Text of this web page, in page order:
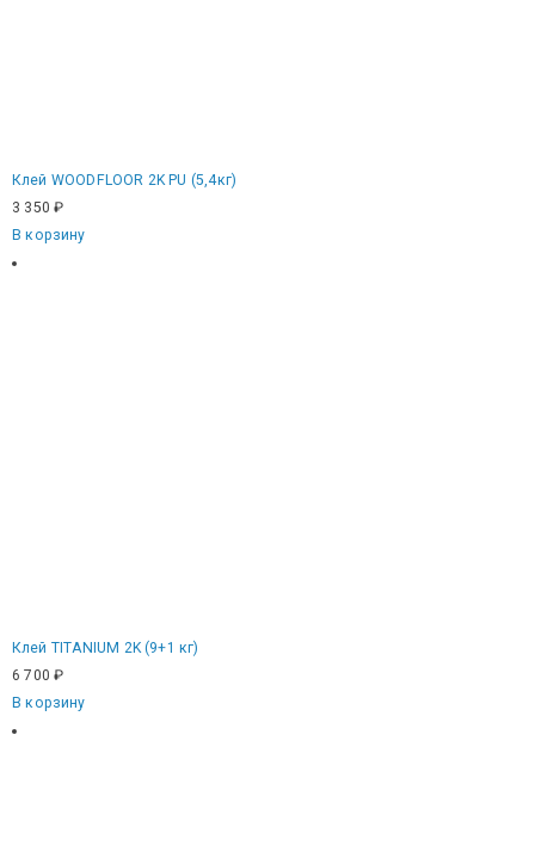
Клей WOODFLOOR 2K PU (5,4кг)
3 350₽
В корзину
Клей TITANIUM 2K (9+1 кг)
6 700₽
В корзину